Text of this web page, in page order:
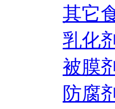
其它
乳化剂
被膜剂
防腐剂